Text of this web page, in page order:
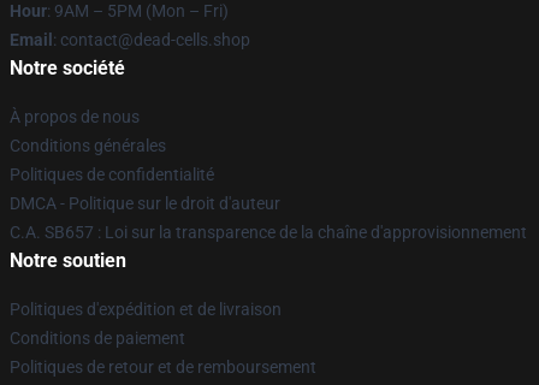
Hour: 9AM – 5PM (Mon – Fri)
Email : contact@dead-cells.shop
Notre société
À propos de nous
Conditions générales
Politiques de confidentialité
DMCA - Politique sur le droit d'auteur
C.A. SB657 : Loi sur la transparence de la chaîne d'approvisionnement
Notre soutien
Politiques d'expédition et de livraison
Conditions de paiement
Politiques de retour et de remboursement